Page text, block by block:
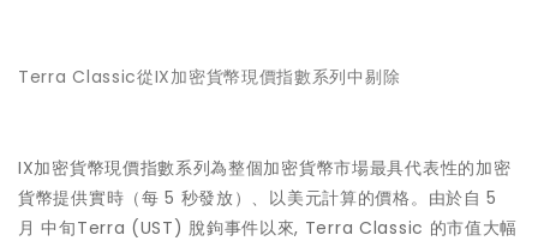
Terra Classic從IX加密貨幣現價指數系列中剔除
IX加密貨幣現價指數系列為整個加密貨幣市場最具代表性的加密
貨幣提供實時（每 5 秒發放）、以美元計算的價格。由於自 5
月 中旬Terra (UST) 脫鉤事件以來, Terra Classic 的市值大幅